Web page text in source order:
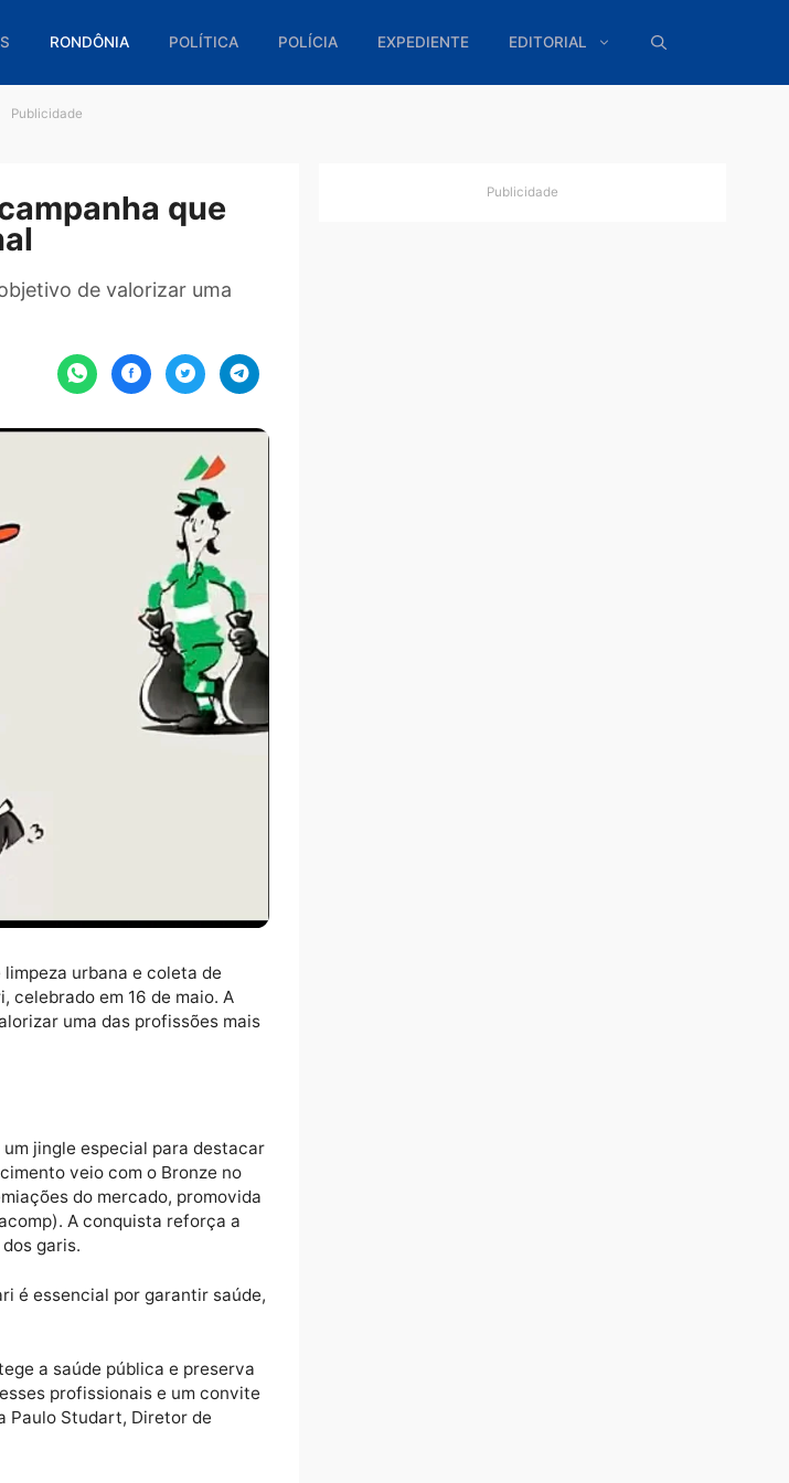
NOTÍCIAS RONDÔNIA POLÍTICA POLÍCIA EXPEDIENTE EDITORIAL
campanha que
o objetivo de valorizar uma
do Gari, celebrado em 16 de maio. A
veio com o Bronze no
premiações do mercado, promovida
(Abracomp). A conquista reforça a
dos garis.
o gari é essencial por garantir saúde,